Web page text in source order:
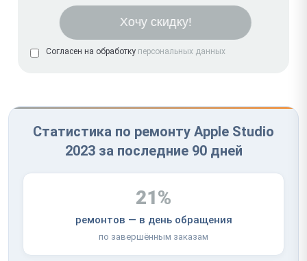
Согласен на обработку персональных данных
Статистика по ремонту Apple Studio
2023 за последние 90 дней
21%
ремонтов — в день обращения
по завершённым заказам